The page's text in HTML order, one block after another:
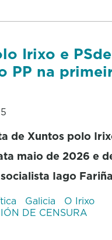
Irixo e
PP na
de Xuntos polo
maio de 2026 e
Iago
Galicia
O Irixo
DE CENSURA